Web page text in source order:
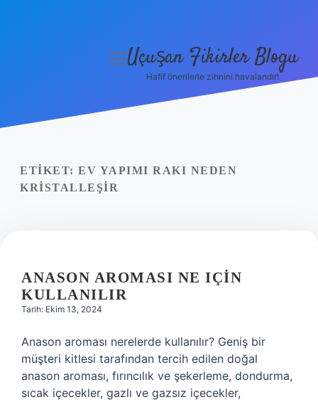
Yasal Uyarı
menüyü
Uçuşan Fikirler Blogu
Hafif önerilerle zihnini havalandır!
ETIKET: EV YAPIMI RAKI NEDEN
KRISTALLEŞIR
ANASON AROMASI NE IÇIN
KULLANILIR
Tarih: Ekim 13, 2024
Anason aroması nerelerde kullanılır? Geniş bir
müşteri kitlesi tarafından tercih edilen doğal
anason aroması, fırıncılık ve şekerleme, dondurma,
sıcak içecekler, gazlı ve gazsız içecekler,